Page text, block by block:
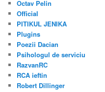
Octav Pelin
Official
PITIKUL JENIKA
Plugins
Poezii Dacian
Psihologul de serviciu
RazvanRC
RCA ieftin
Robert Dillinger